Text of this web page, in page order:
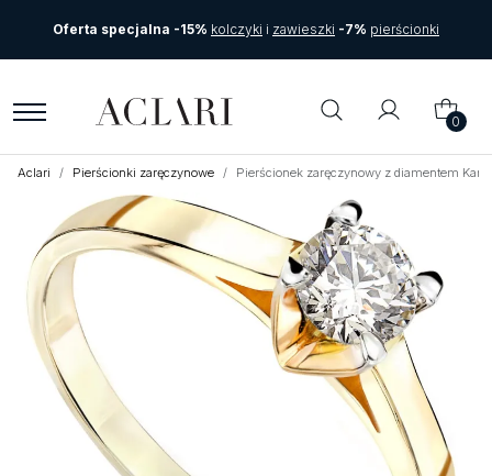
Oferta specjalna -15% kolczyki i zawieszki -7% pierścionki
0
Aclari Pierścionki zaręczynowe Pierścionek zaręczynowy z diamentem